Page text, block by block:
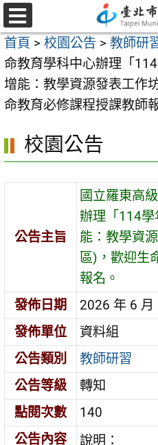
跳
至
主
要
內
容
選
單
首頁 > 校園公告 > 教師研
命教育學科中心辦理「
增能：教學資源發表工作
命教育必修課程授課教師
校園公告
公告主旨
國立羅東高
辦理「114
能：教學資
區)，歡迎生
報名。
發佈日期
2026 年 6 月
發佈單位
資料組
公告類別
教師研習
公告等級
轉知
點閱次數
140
公告內容
說明：